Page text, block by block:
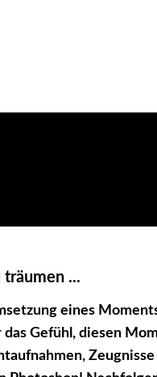
...
eines
Gefühl, diesen